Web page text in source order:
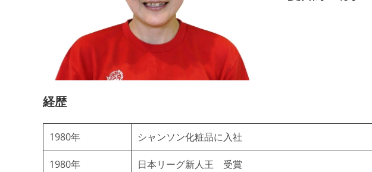
経歴
1980年 シャンソン化粧品に入社
1980年 日本リーグ新人王 受賞